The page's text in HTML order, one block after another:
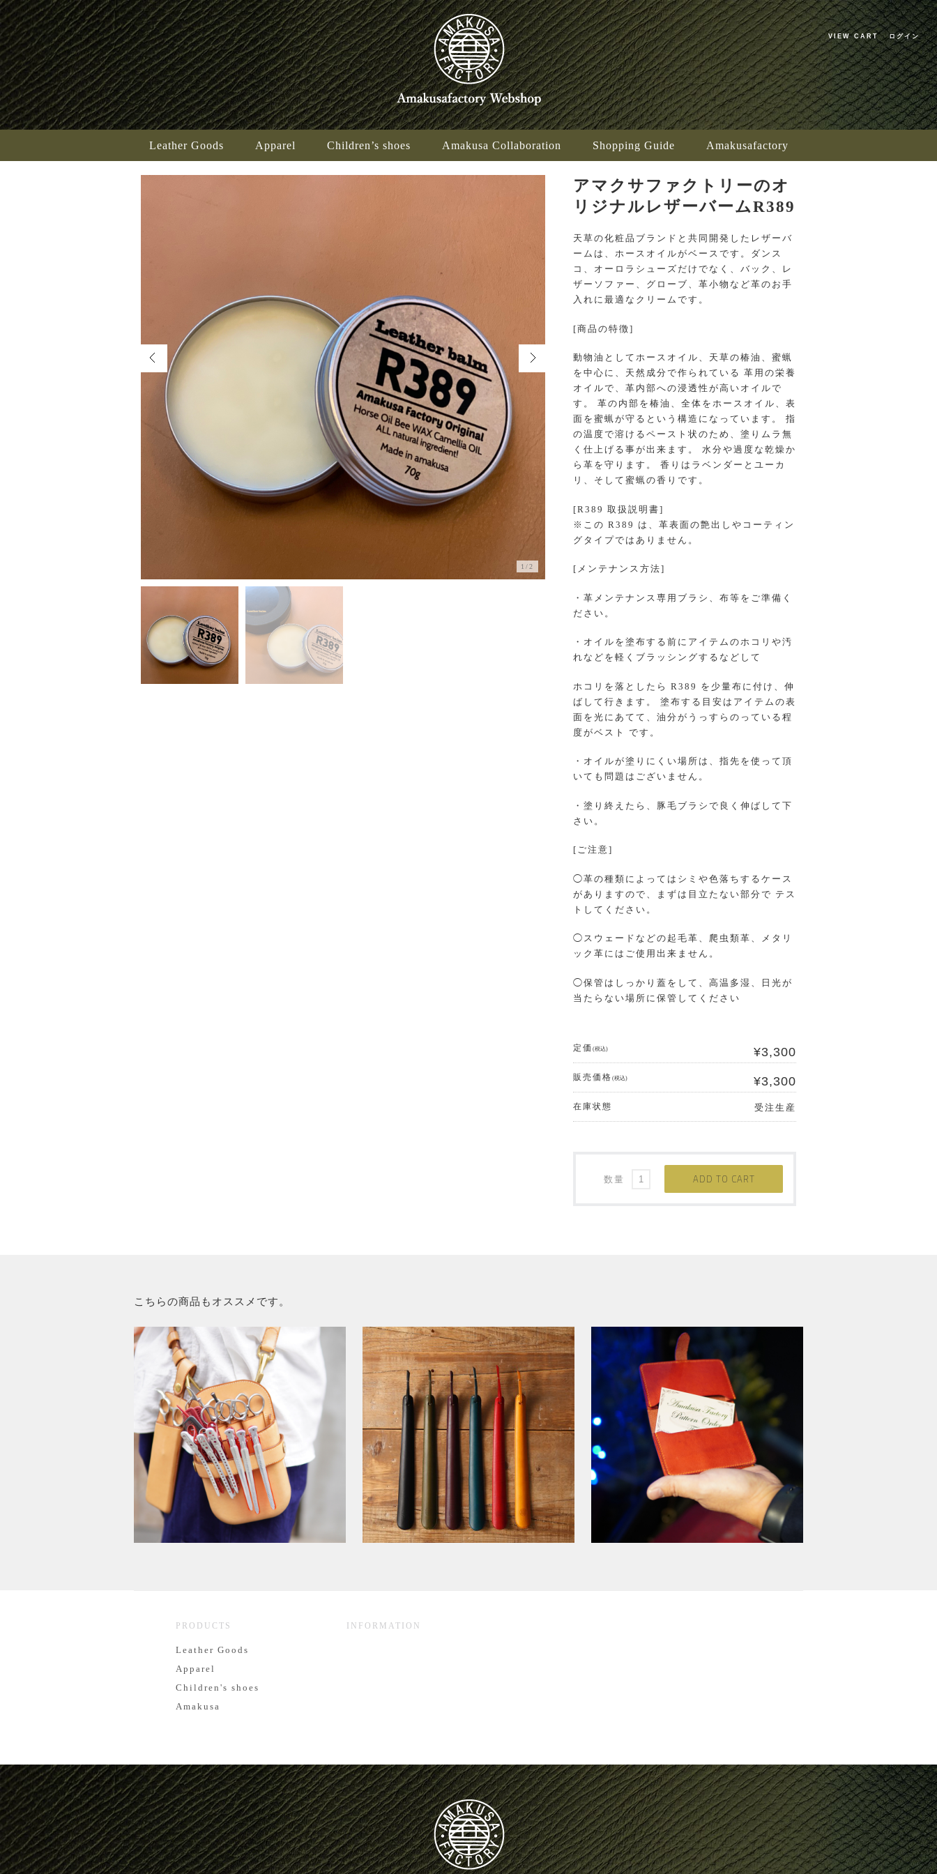
VIEW CART ログイン
Leather Goods Apparel Children’s shoes Amakusa Collaboration Shopping Guide Amakusafactory
1/2
アマクサファクトリーのオ
リジナルレザーバームR389
天草の化粧品ブランドと共同開発したレザーバ
ームは、ホースオイルがベースです。ダンス
コ、オーロラシューズだけでなく、バック、レ
ザーソファー、グローブ、革小物など革のお手
入れに最適なクリームです。
[商品の特徴]
動物油としてホースオイル、天草の椿油、蜜蝋
を中心に、天然成分で作られている 革用の栄養
オイルで、革内部への浸透性が高いオイルで
す。 革の内部を椿油、全体をホースオイル、表
面を蜜蝋が守るという構造になっています。 指
の温度で溶けるペースト状のため、塗りムラ無
く仕上げる事が出来ます。 水分や過度な乾燥か
ら革を守ります。 香りはラベンダーとユーカ
リ、そして蜜蝋の香りです。
[R389 取扱説明書]
※この R389 は、革表面の艶出しやコーティン
グタイプではありません。
[メンテナンス方法]
・革メンテナンス専用ブラシ、布等をご準備く
ださい。
・オイルを塗布する前にアイテムのホコリや汚
れなどを軽くブラッシングするなどして
ホコリを落としたら R389 を少量布に付け、伸
ばして行きます。 塗布する目安はアイテムの表
面を光にあてて、油分がうっすらのっている程
度がベスト です。
・オイルが塗りにくい場所は、指先を使って頂
いても問題はございません。
・塗り終えたら、豚毛ブラシで良く伸ばして下
さい。
[ご注意]
◯革の種類によってはシミや色落ちするケース
がありますので、まずは目立たない部分で テス
トしてください。
◯スウェードなどの起毛革、爬虫類革、メタリ
ック革にはご使用出来ません。
◯保管はしっかり蓋をして、高温多湿、日光が
当たらない場所に保管してください
定価 (税込) ¥3,300
販売価格 (税込) ¥3,300
在庫状態 受注生産
数量
こちらの商品もオススメです。
PRODUCTS
Leather Goods
Apparel
Children's shoes
Amakusa
INFORMATION